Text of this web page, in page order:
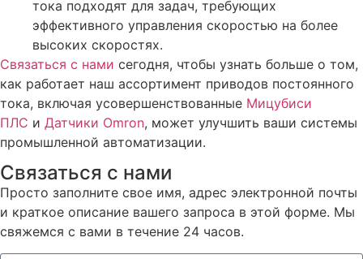
тока подходят для задач, требующих
эффективного управления скоростью на более
высоких скоростях.
Связаться с нами сегодня, чтобы узнать больше о том,
как работает наш ассортимент приводов постоянного
тока, включая усовершенствованные Мицубиси
ПЛС и Датчики Omron, может улучшить ваши системы
промышленной автоматизации.
Связаться с нами
Просто заполните свое имя, адрес электронной почты
и краткое описание вашего запроса в этой форме. Мы
свяжемся с вами в течение 24 часов.